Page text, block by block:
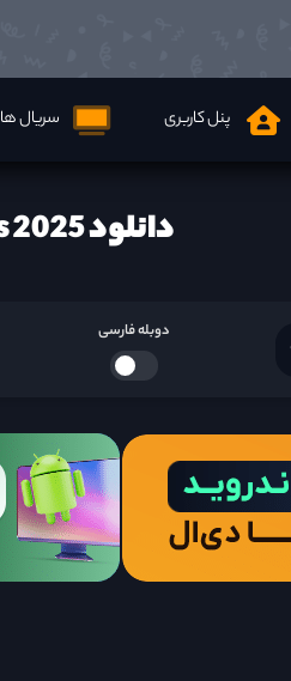
پنل کاربری سریال ها
دانلود Rouge Tears 2025 ها
دوبله فارسی